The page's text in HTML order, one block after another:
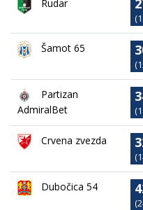
Rudar
Šamot 65
Partizan
AdmiralBet
Crvena zvezda
Dubočica 54